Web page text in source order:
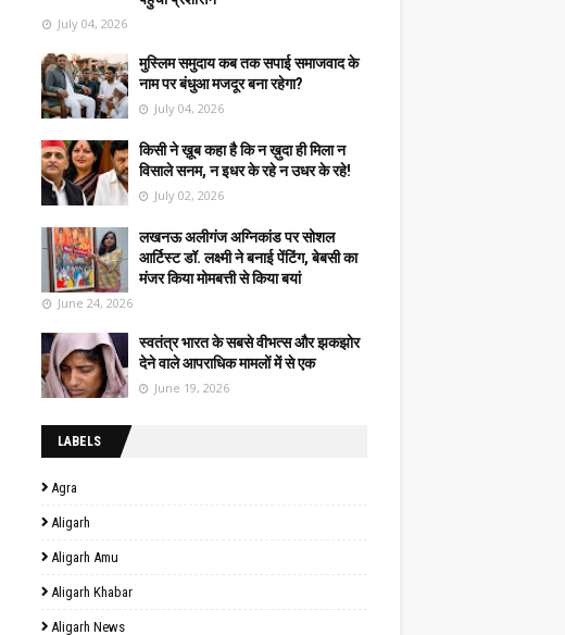
July 04, 2026
मुस्लिम समुदाय कब तक सपाई समाजवाद के
नाम पर बंधुआ मजदूर बना रहेगा?
July 04, 2026
किसी ने ख़ूब कहा है कि न ख़ुदा ही मिला न
विसाले सनम, न इधर के रहे न उधर के रहे!
July 02, 2026
लखनऊ अलीगंज अग्निकांड पर सोशल
आर्टिस्ट डॉ. लक्ष्मी ने बनाई पेंटिंग, बेबसी का
मंजर किया मोमबत्ती से किया बयां
June 24, 2026
स्वतंत्र भारत के सबसे वीभत्स और झकझोर
देने वाले आपराधिक मामलों में से एक
June 19, 2026
LABELS
Agra
Aligarh
Aligarh Amu
Aligarh Khabar
Aligarh News